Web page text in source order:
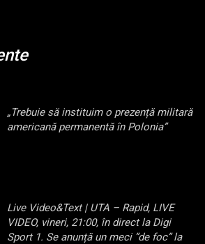
„Trebuie să instituim o prezență militară
americană permanentă în Polonia”
Live Video&Text | UTA – Rapid, LIVE
VIDEO, vineri, 21:00, în direct la Digi
Sport 1. Se anunță un meci ”de foc” la